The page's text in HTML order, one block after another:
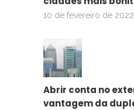
10 de fevereiro de 2022
Abrir conta no
vantagem da